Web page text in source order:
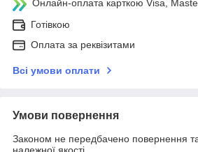
Онлайн-оплата карткою Visa,
Готівкою
Оплата за реквізитами
Всі умови оплати
Умови повернення
Законом не передбачено повернення